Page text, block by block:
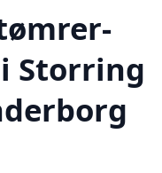
Storring